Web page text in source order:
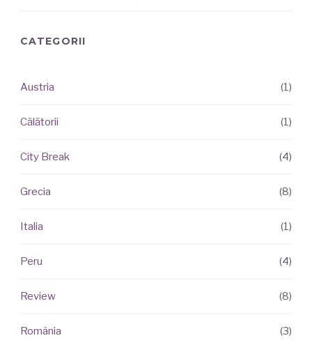
CATEGORII
Austria (1)
Călătorii (1)
City Break (4)
Grecia (8)
Italia (1)
Peru (4)
Review (8)
România (3)
ARTICOLE